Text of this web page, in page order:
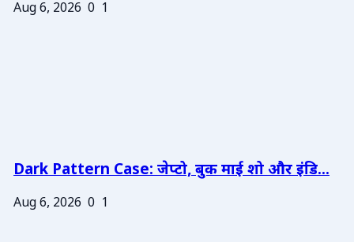
Aug 6, 2026 0 1
Dark Pattern Case: जेप्टो, बुक माई शो और इंडि...
Aug 6, 2026 0 1